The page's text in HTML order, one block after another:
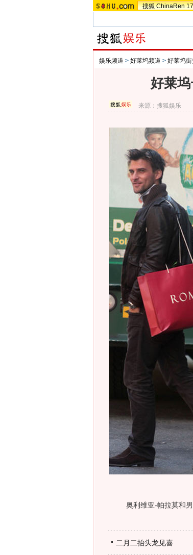
搜狐 ChinaRen
娱乐频道 > 好莱坞频道 > 好莱坞
好莱
来源：搜狐娱乐
奥利维亚-帕拉莫和男
二月二抬头龙见喜